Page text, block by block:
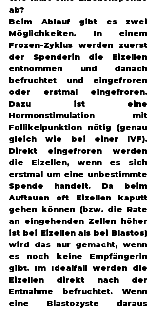
ab?
Beim Ablauf gibt es zwei
Möglichkeiten. In einem
Frozen-Zyklus werden zuerst
der Spenderin die Eizellen
entnommen und danach
befruchtet und eingefroren
oder erstmal eingefroren.
Dazu ist eine
Hormonstimulation mit
Follikelpunktion nötig (genau
gleich wie bei einer IVF).
Direkt eingefroren werden
die Eizellen, wenn es sich
erstmal um eine unbestimmte
Spende handelt. Da beim
Auftauen oft Eizellen kaputt
gehen können (bzw. die Rate
an eingehenden Zellen höher
ist bei Eizellen als bei Blastos)
wird das nur gemacht, wenn
es noch keine Empfängerin
gibt. Im Idealfall werden die
Eizellen direkt nach der
Entnahme befruchtet. Wenn
eine Blastozyste daraus